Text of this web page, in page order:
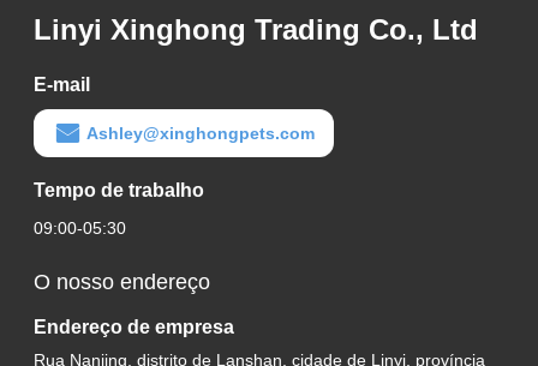
Linyi Xinghong Trading Co., Ltd
E-mail
Ashley@xinghongpets.com
Tempo de trabalho
09:00-05:30
O nosso endereço
Endereço de empresa
Rua Nanjing, distrito de Lanshan, cidade de Linyi, província